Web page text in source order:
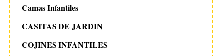
n
d
e
e
Camas Infantiles
CASITAS DE JARDIN
COJINES INFANTILES
a
c
h